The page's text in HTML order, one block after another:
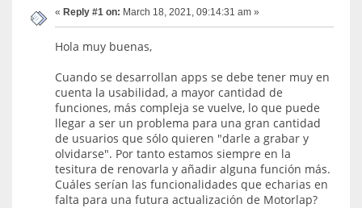
« Reply #1 on: March 18, 2021, 09:14:31 am »
Hola muy buenas,
Cuando se desarrollan apps se debe tener muy en
cuenta la usabilidad, a mayor cantidad de
funciones, más compleja se vuelve, lo que puede
llegar a ser un problema para una gran cantidad
de usuarios que sólo quieren "darle a grabar y
olvidarse". Por tanto estamos siempre en la
tesitura de renovarla y añadir alguna función más.
Cuáles serían las funcionalidades que echarias en
falta para una futura actualización de Motorlap?